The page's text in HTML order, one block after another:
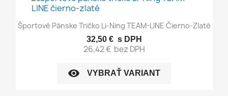
Športové Pánske Tričko Li-Ning TEAM-LINE Čierno-Zlaté
32,50 € s DPH
26,42 € bez DPH
visibility VYBRAŤ VARIANT